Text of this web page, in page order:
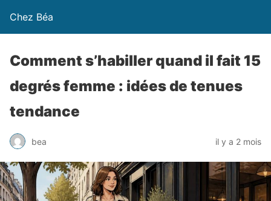
Chez Béa
Comment s’habiller quand il fait 15
degrés femme : idées de tenues
tendance
bea il y a 2 mois